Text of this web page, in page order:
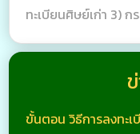
ทะเบียนศิษย์เก่า 3)
บียน 4) กดบันทึก เพื่
ขั้นตอน วิธีการลงทะเ